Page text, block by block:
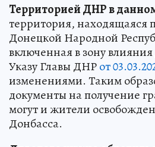
Территорией ДНР в данном
территория, находящаяся
Донецкой Народной
включенная в зону
Указу Главы ДНРот
изменениями. Таким
документы на получение
могут и жители
Донбасса.